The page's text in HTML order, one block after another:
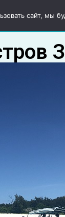
сайт, мы